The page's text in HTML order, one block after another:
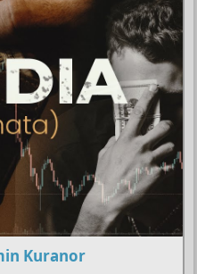
Kuranor